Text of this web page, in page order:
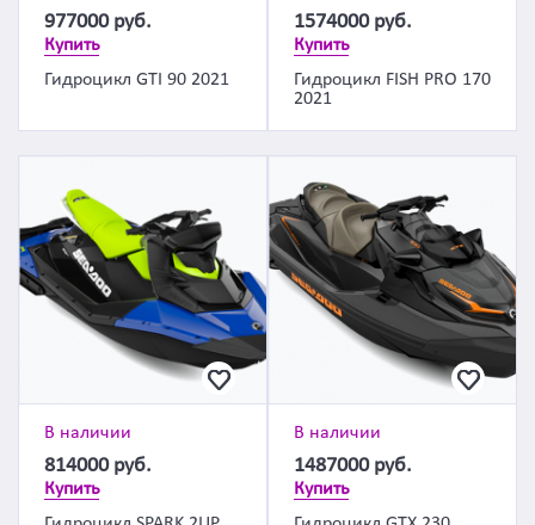
977000 руб.
Купить
Гидроцикл GTI 90 2021
1574000 руб.
Купить
Гидроцикл FISH PRO 170
2021
В наличии
814000 руб.
Купить
В наличии
1487000 руб.
Купить